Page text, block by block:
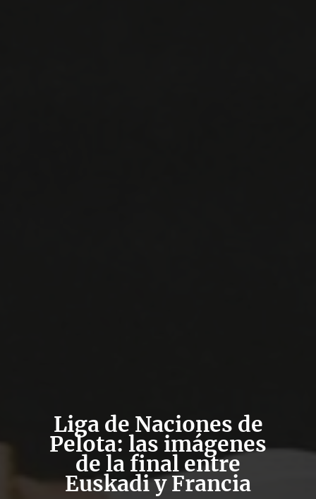
Liga de Naciones de
Pelota: las imágenes
de la final entre
Euskadi y Francia